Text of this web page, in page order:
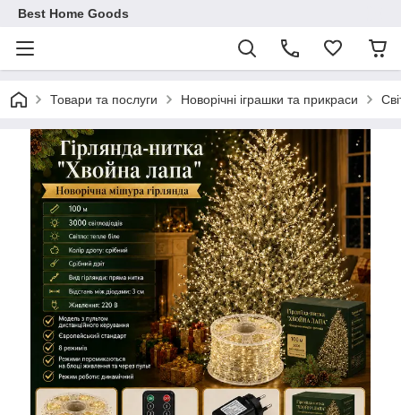
Best Home Goods
Товари та послуги Новорічні іграшки та прикраси